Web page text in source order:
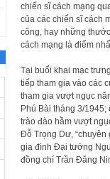
chiến sĩ cách mạng
của các chiến sĩ cách
công, hay những
cách mạng là điểm
Tại buổi khai mạc
tiếp tham gia vào các
tham gia vượt ngục
Phú Bài tháng 3/
trào đào hầm vượt
Đỗ Trọng Dư, “chuyên
gia đình Đại tướng
đồng chí Trần Đăng